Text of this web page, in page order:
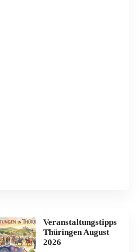
Veranstaltungstipps
Thüringen August
2026